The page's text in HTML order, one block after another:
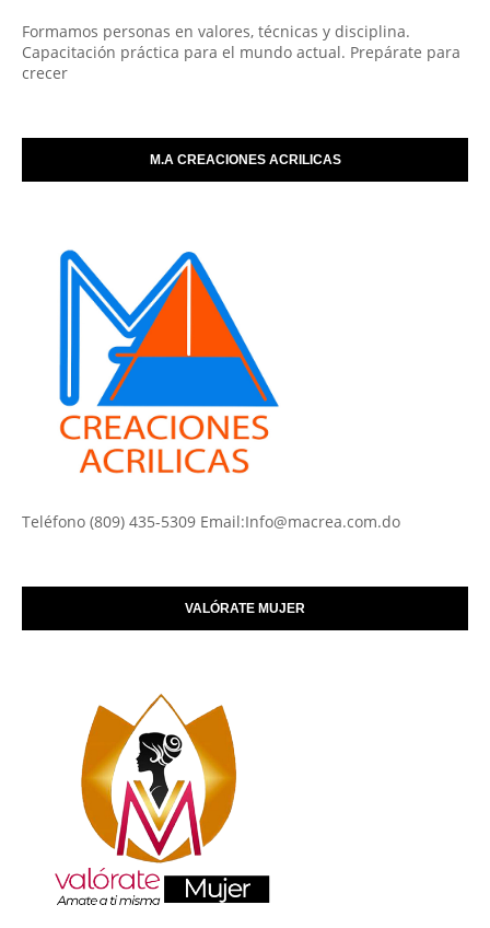
Formamos personas en valores, técnicas y disciplina.
Capacitación práctica para el mundo actual. Prepárate para
crecer
M.A CREACIONES ACRILICAS
Teléfono (809) 435-5309 Email:Info@macrea.com.do
VALÓRATE MUJER